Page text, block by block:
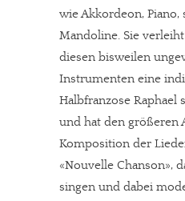
wie Akkordeon, Piano,
Mandoline. Sie
diesen bisweilen
Instrumenten eine
Halbfranzose Raphael
und hat den größeren
Komposition der
«Nouvelle Chanson»,
singen und dabei